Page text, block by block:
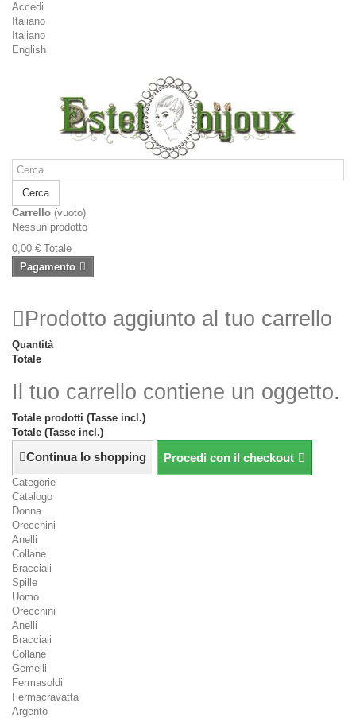
Accedi
Italiano
Italiano
English
Cerca
Carrello (vuoto)
Nessun prodotto
0,00 € Totale
Pagamento
Prodotto aggiunto al tuo carrello
Quantità
Totale
Il tuo carrello contiene un oggetto.
Totale prodotti (Tasse incl.)
Totale (Tasse incl.)
Continua lo shopping Procedi con il checkout
Categorie
Catalogo
Donna
Orecchini
Anelli
Collane
Bracciali
Spille
Uomo
Orecchini
Anelli
Bracciali
Collane
Gemelli
Fermasoldi
Fermacravatta
Argento